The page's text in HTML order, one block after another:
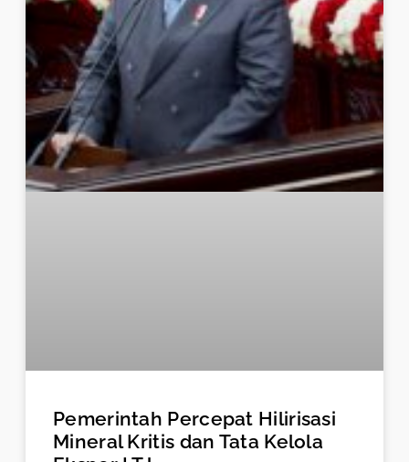
Pemerintah Percepat Hilirisasi
Mineral Kritis dan Tata Kelola